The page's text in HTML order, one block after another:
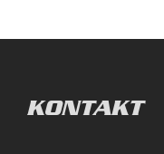
KONTAKT